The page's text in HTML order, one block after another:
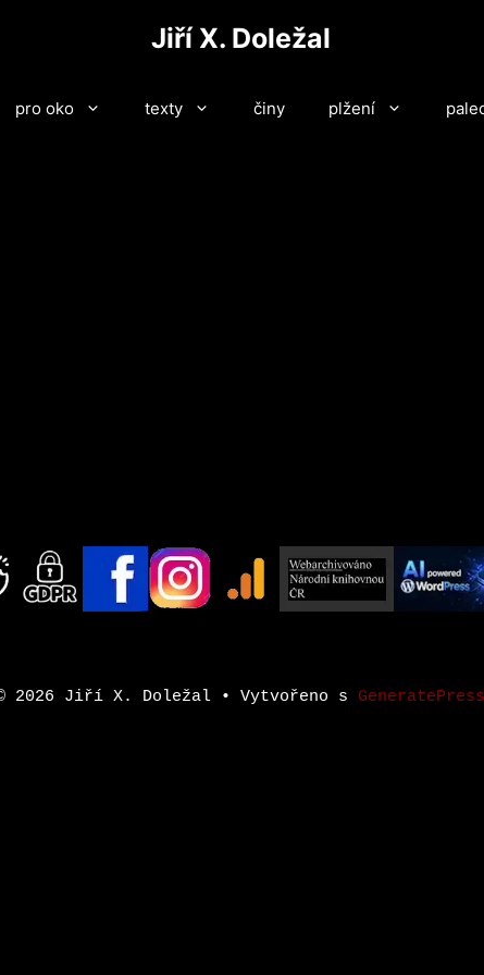
Jiří X. Doležal
pro oko texty činy plžení
2026 Jiří X. Doležal • Vytvořeno s GeneratePress